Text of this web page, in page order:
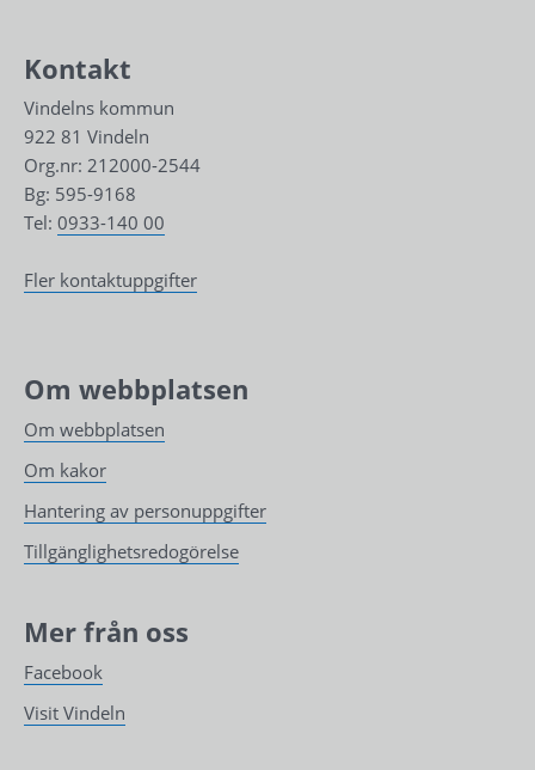
Kontakt
Vindelns kommun
922 81 Vindeln
Org.nr: 212000-2544
Bg: 595-9168
Tel: 0933-140 00
Fler kontaktuppgifter
Om webbplatsen
Om webbplatsen
Om kakor
Hantering av personuppgifter
Tillgänglighetsredogörelse
Mer från oss
Facebook
Visit Vindeln